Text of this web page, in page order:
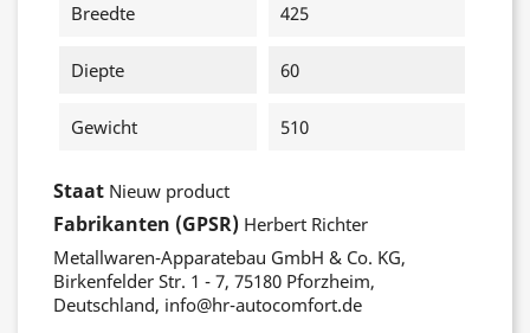
Breedte 425
Diepte 60
Gewicht 510
Staat Nieuw product
Fabrikanten (GPSR) Herbert Richter
Metallwaren-Apparatebau GmbH & Co. KG,
Birkenfelder Str. 1 - 7, 75180 Pforzheim,
Deutschland, info@hr-autocomfort.de